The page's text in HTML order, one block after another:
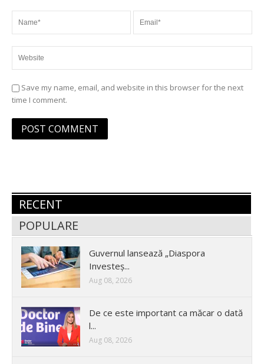
Save my name, email, and website in this browser for the next
time I comment.
RECENT
POPULARE
Guvernul lansează „Diaspora
Investeș...
Aug 08, 2026
De ce este important ca măcar o dată
l...
Aug 08, 2026